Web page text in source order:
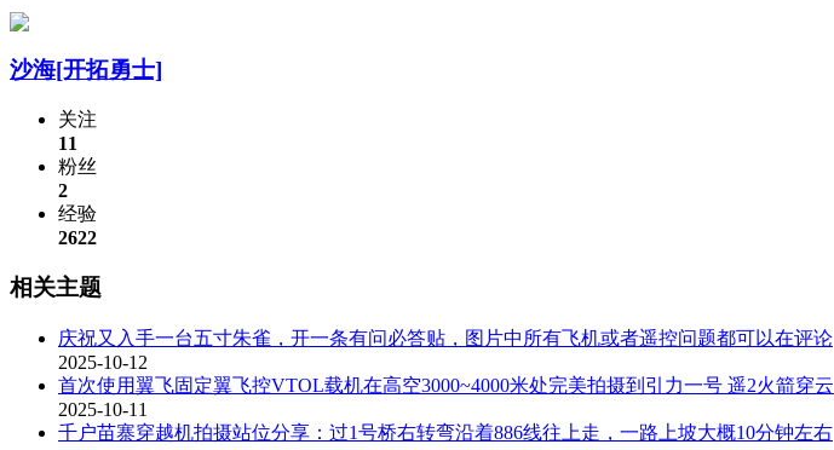
沙海[开拓勇士]
关注
11
粉丝
2
经验
2622
相关主题
庆祝又入手一台五寸朱雀，开一条有问必答贴，图片中所有飞机或者遥控问题都可以在评论
2025-10-12
首次使用翼飞固定翼飞控VTOL载机在高空3000~4000米处完美拍摄到引力一号 遥2火箭穿云
2025-10-11
千户苗寨穿越机拍摄站位分享：过1号桥右转弯沿着886线往上走，一路上坡大概10分钟左右